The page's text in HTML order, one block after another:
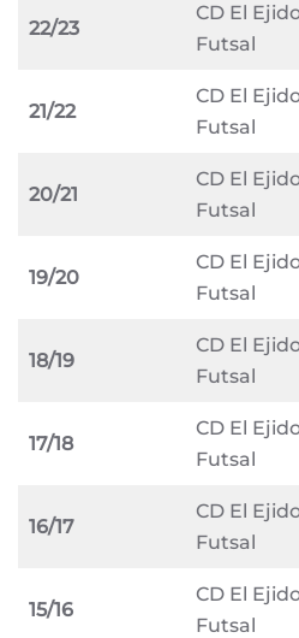
22/23
CD El
Futsal
21/22
CD El
Futsal
20/21
CD El
Futsal
19/20
CD El
Futsal
18/19
CD El
Futsal
17/18
CD El
Futsal
16/17
CD El
Futsal
15/16
CD El
Futsal